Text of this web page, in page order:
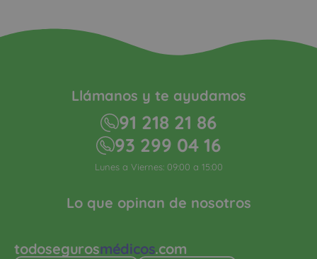
todosegurosmédicos.com
Lo que opinan de nosotros
Llámanos y te ayudamos
91 218 21 86
93 299 04 16
Lunes a Viernes: 09:00 a 15:00